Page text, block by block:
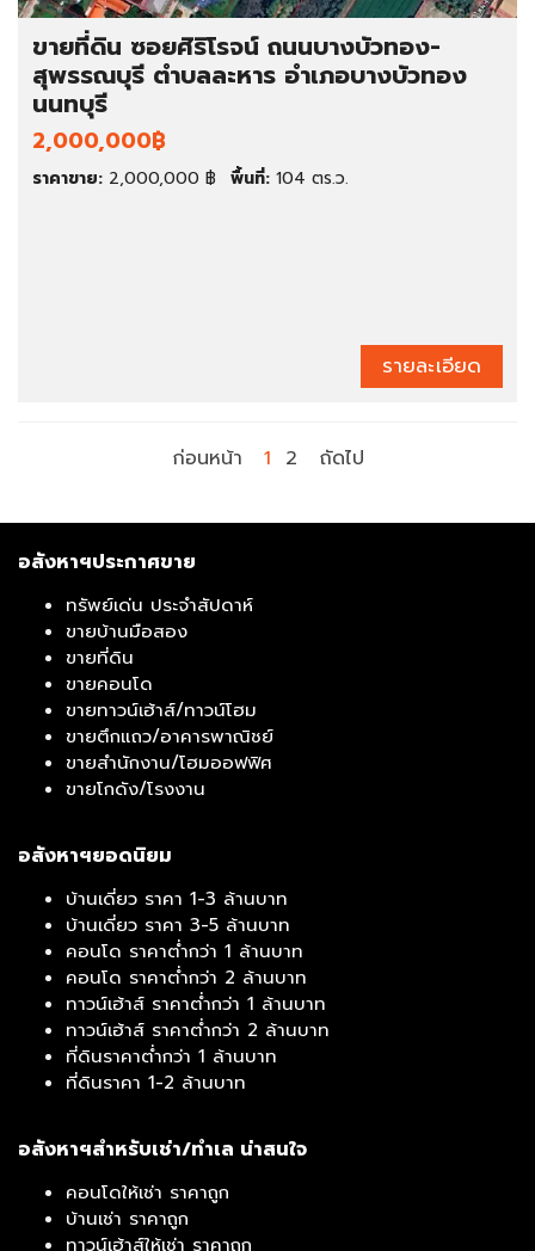
ขายที่ดิน ซอยศิริโรจน์ ถนนบางบัวทอง-
สุพรรณบุรี ตำบลละหาร อำเภอบางบัวทอง
นนทบุรี
2,000,000฿
ราคาขาย: 2,000,000 ฿ พื้นที่: 104 ตร.ว.
รายละเอียด
ก่อนหน้า 1 2 ถัดไป
อสังหาฯประกาศขาย
ทรัพย์เด่น ประจำสัปดาห์
ขายบ้านมือสอง
ขายที่ดิน
ขายคอนโด
ขายทาวน์เฮ้าส์/ทาวน์โฮม
ขายตึกแถว/อาคารพาณิชย์
ขายสำนักงาน/โฮมออฟฟิศ
ขายโกดัง/โรงงาน
อสังหาฯยอดนิยม
บ้านเดี่ยว ราคา 1-3 ล้านบาท
บ้านเดี่ยว ราคา 3-5 ล้านบาท
คอนโด ราคาต่ำกว่า 1 ล้านบาท
คอนโด ราคาต่ำกว่า 2 ล้านบาท
ทาวน์เฮ้าส์ ราคาต่ำกว่า 1 ล้านบาท
ทาวน์เฮ้าส์ ราคาต่ำกว่า 2 ล้านบาท
ที่ดินราคาต่ำกว่า 1 ล้านบาท
ที่ดินราคา 1-2 ล้านบาท
อสังหาฯสำหรับเช่า/ทำเล น่าสนใจ
คอนโดให้เช่า ราคาถูก
บ้านเช่า ราคาถูก
ทาวน์เฮ้าส์ให้เช่า ราคาถูก